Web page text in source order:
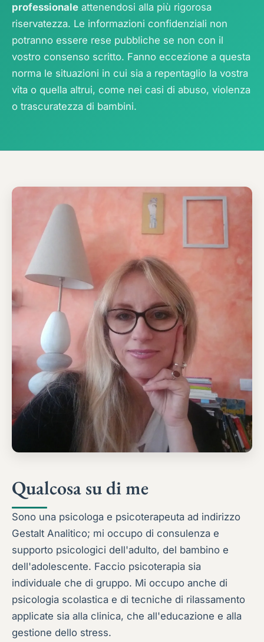
professionale attenendosi alla più rigorosa
riservatezza. Le informazioni confidenziali non
potranno essere rese pubbliche se non con il
vostro consenso scritto. Fanno eccezione a questa
norma le situazioni in cui sia a repentaglio la vostra
vita o quella altrui, come nei casi di abuso, violenza
o trascuratezza di bambini.
Qualcosa su di me
Sono una psicologa e psicoterapeuta ad indirizzo
Gestalt Analitico; mi occupo di consulenza e
supporto psicologici dell'adulto, del bambino e
dell'adolescente. Faccio psicoterapia sia
individuale che di gruppo. Mi occupo anche di
psicologia scolastica e di tecniche di rilassamento
applicate sia alla clinica, che all'educazione e alla
gestione dello stress.